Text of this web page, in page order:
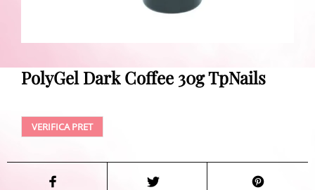
PolyGel Dark Coffee 30g TpNails
VERIFICA PRET